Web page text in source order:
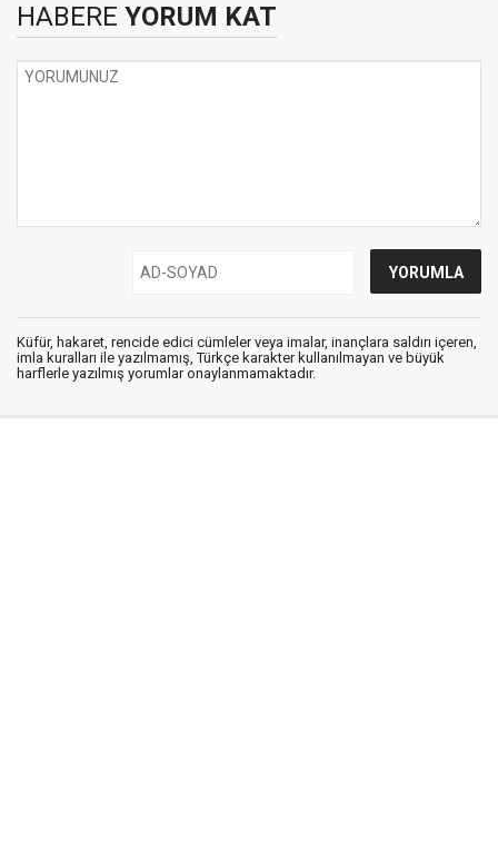
HABERE YORUM KAT
Küfür, hakaret, rencide edici cümleler veya imalar, inançlara saldırı içeren,
imla kuralları ile yazılmamış, Türkçe karakter kullanılmayan ve büyük
harflerle yazılmış yorumlar onaylanmamaktadır.